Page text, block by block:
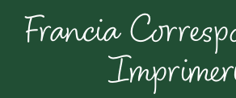
Francia